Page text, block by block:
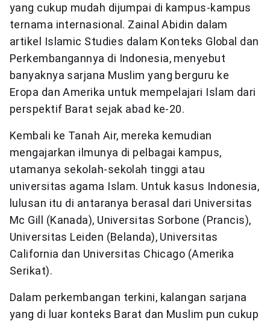
yang cukup mudah dijumpai di kampus-kampus
ternama internasional. Zainal Abidin dalam
artikel Islamic Studies dalam Konteks Global dan
Perkembangannya di Indonesia, menyebut
banyaknya sarjana Muslim yang berguru ke
Eropa dan Amerika untuk mempelajari Islam dari
perspektif Barat sejak abad ke-20.
Kembali ke Tanah Air, mereka kemudian
mengajarkan ilmunya di pelbagai kampus,
utamanya sekolah-sekolah tinggi atau
universitas agama Islam. Untuk kasus Indonesia,
lulusan itu di antaranya berasal dari Universitas
Mc Gill (Kanada), Universitas Sorbone (Prancis),
Universitas Leiden (Belanda), Universitas
California dan Universitas Chicago (Amerika
Serikat).
Dalam perkembangan terkini, kalangan sarjana
yang di luar konteks Barat dan Muslim pun cukup